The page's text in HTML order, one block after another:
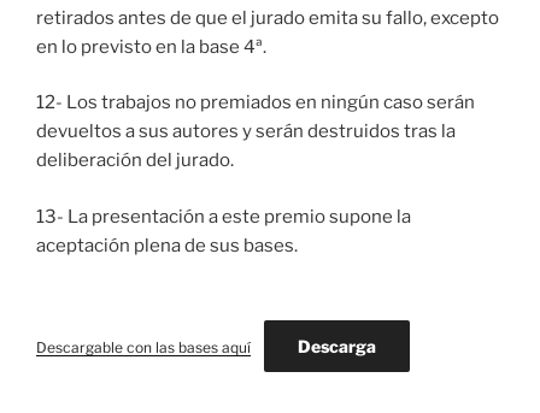
retirados antes de que el jurado emita su fallo, excepto
en lo previsto en la base 4ª.
12- Los trabajos no premiados en ningún caso serán
devueltos a sus autores y serán destruidos tras la
deliberación del jurado.
13- La presentación a este premio supone la
aceptación plena de sus bases.
Descargable con las bases aquí Descarga